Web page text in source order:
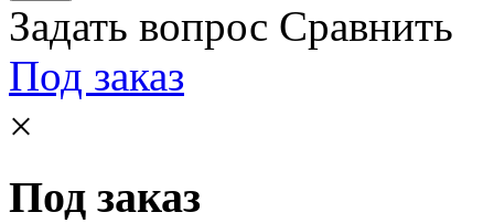
Задать вопрос Сравнить
Под заказ
×
Под заказ